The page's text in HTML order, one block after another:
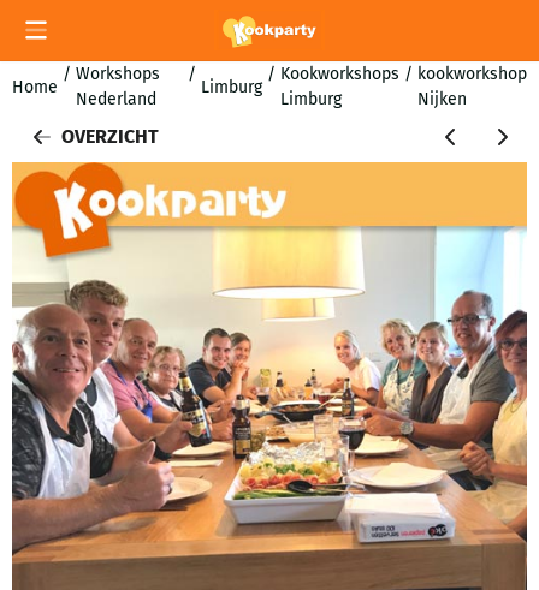
Cookievoorkeuren zijn momenteel gesloten.
Home
/ Workshops
Nederland
/
Limburg
/ Kookworkshops
Limburg
/ kookworkshop
Nijken
OVERZICHT